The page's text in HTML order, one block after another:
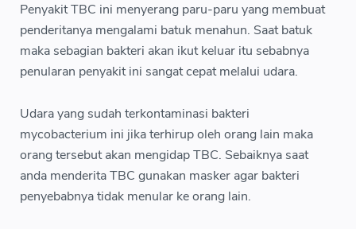
Penyakit TBC ini menyerang paru-paru yang membuat
penderitanya mengalami batuk menahun. Saat batuk
maka sebagian bakteri akan ikut keluar itu sebabnya
penularan penyakit ini sangat cepat melalui udara.
Udara yang sudah terkontaminasi bakteri
mycobacterium ini jika terhirup oleh orang lain maka
orang tersebut akan mengidap TBC. Sebaiknya saat
anda menderita TBC gunakan masker agar bakteri
penyebabnya tidak menular ke orang lain.